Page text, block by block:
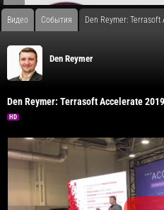
Видео События Den Reymer:
Den Reymer
Den Reymer: Terrasoft Accelerate
HD